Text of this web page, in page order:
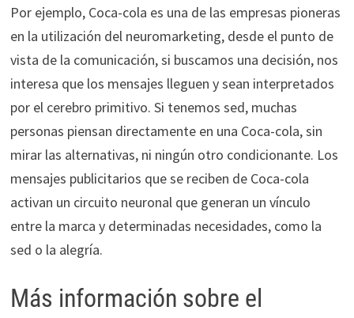
Por ejemplo, Coca-cola es una de las empresas pioneras
en la utilización del neuromarketing, desde el punto de
vista de la comunicación, si buscamos una decisión, nos
interesa que los mensajes lleguen y sean interpretados
por el cerebro primitivo. Si tenemos sed, muchas
personas piensan directamente en una Coca-cola, sin
mirar las alternativas, ni ningún otro condicionante. Los
mensajes publicitarios que se reciben de Coca-cola
activan un circuito neuronal que generan un vínculo
entre la marca y determinadas necesidades, como la
sed o la alegría.
Más información sobre el